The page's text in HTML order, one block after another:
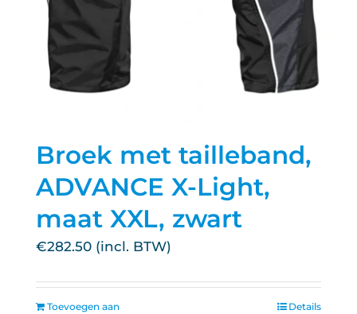
Broek met tailleband,
ADVANCE X-Light,
maat XXL, zwart
€282.50
Toevoegen aan
Details